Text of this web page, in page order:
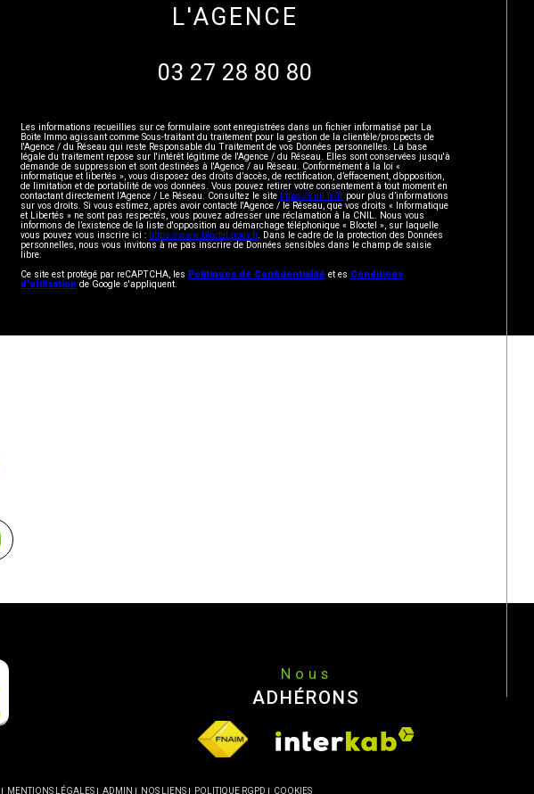
L'AGENCE
03 27 28 80 80
Les informations recueillies sur ce formulaire sont enregistrées dans un fichier informatisé par La
Boite Immo agissant comme Sous-traitant du traitement pour la gestion de la clientèle/prospects de
l'Agence / du Réseau qui reste Responsable du Traitement de vos Données personnelles. La base
légale du traitement repose sur l'intérêt légitime de l'Agence / du Réseau. Elles sont conservées jusqu'à
demande de suppression et sont destinées à l'Agence / au Réseau. Conformément à la loi «
informatique et libertés », vous disposez des droits d’accès, de rectification, d’effacement, d’opposition,
de limitation et de portabilité de vos données. Vous pouvez retirer votre consentement à tout moment en
contactant directement l’Agence / Le Réseau. Consultez le site https://cnil.fr/frpour plus d’informations
sur vos droits. Si vous estimez, après avoir contacté l'Agence / le Réseau, que vos droits « Informatique
et Libertés » ne sont pas respectés, vous pouvez adresser une réclamation à la CNIL. Nous vous
informons de l’existence de la liste d'opposition au démarchage téléphonique « Bloctel », sur laquelle
vous pouvez vous inscrire ici : https://www.bloctel.gouv.fr. Dans le cadre de la protection des Données
personnelles, nous vous invitons à ne pas inscrire de Données sensibles dans le champ de saisie
libre.
Ce site est protégé par reCAPTCHA, les Politiques de Confidentialité et es Conditions
d'utilisation de Google s'appliquent.
Nous
ADHÉRONS
MENTIONS LÉGALES ADMIN NOS LIENS POLITIQUE RGPD COOKIES